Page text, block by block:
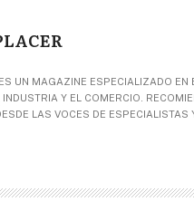
UN MAGAZINE ESPECIALIZADO EN
Y EL COMERCIO.
LAS VOCES DE ESPECIALISTAS